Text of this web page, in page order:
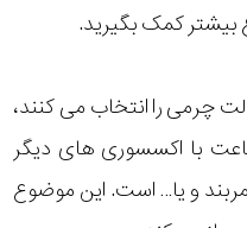
کمک بگیرید.
چرمی را انتخاب می کنند،
با اکسسوری های دیگر
و یا… است. این موضوع